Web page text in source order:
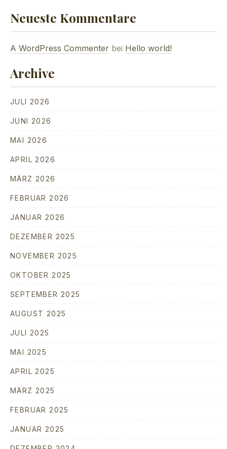
Neueste Kommentare
A WordPress Commenter bei Hello world!
Archive
JULI 2026
JUNI 2026
MAI 2026
APRIL 2026
MÄRZ 2026
FEBRUAR 2026
JANUAR 2026
DEZEMBER 2025
NOVEMBER 2025
OKTOBER 2025
SEPTEMBER 2025
AUGUST 2025
JULI 2025
MAI 2025
APRIL 2025
MÄRZ 2025
FEBRUAR 2025
JANUAR 2025